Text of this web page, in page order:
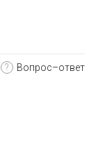
? Вопрос–ответ